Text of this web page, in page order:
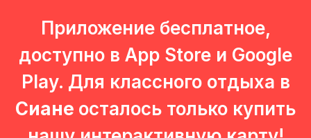
Приложение бесплатное,
доступно в App Store и Google
Play. Для классного отдыха в
Сиане осталось только купить